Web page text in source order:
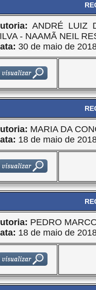
ANDRÉ LUIZ
- NAAMÃ NEIL
30 de maio de
MARIA DA
18 de maio de
PEDRO
18 de maio de